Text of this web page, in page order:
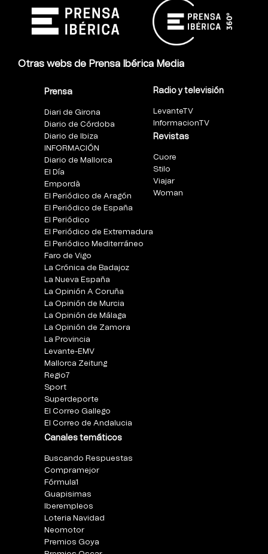
Otras webs de Prensa Ibérica Media
Prensa
Diari de Girona
Diario de Córdoba
Diario de Ibiza
INFORMACIÓN
Diario de Mallorca
El Día
Empordà
El Periódico de Aragón
El Periódico de España
El Periódico
El Periódico de Extremadura
El Periódico Mediterráneo
Faro de Vigo
La Crónica de Badajoz
La Nueva España
La Opinión A Coruña
La Opinión de Murcia
La Opinión de Málaga
La Opinión de Zamora
La Provincia
Levante-EMV
Mallorca Zeitung
Regio7
Sport
Superdeporte
El Correo Gallego
El Correo de Andalucia
Canales temáticos
Buscando Respuestas
Compramejor
Fórmula1
Guapisimas
Iberempleos
Loteria Navidad
Neomotor
Premios Goya
Radio y televisión
LevanteTV
InformacionTV
Revistas
Cuore
Stilo
Viajar
Woman